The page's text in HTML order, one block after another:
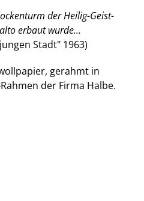
der Heilig-Geist-
erbaut wurde...
Stadt" 1963)
gerahmt in
der Firma Halbe.